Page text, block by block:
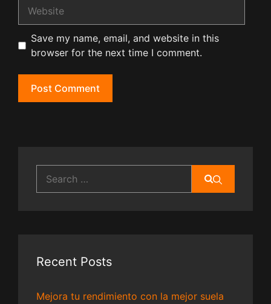
Save my name, email, and website in this
browser for the next time I comment.
for:
Recent Posts
Mejora tu rendimiento con la mejor suela